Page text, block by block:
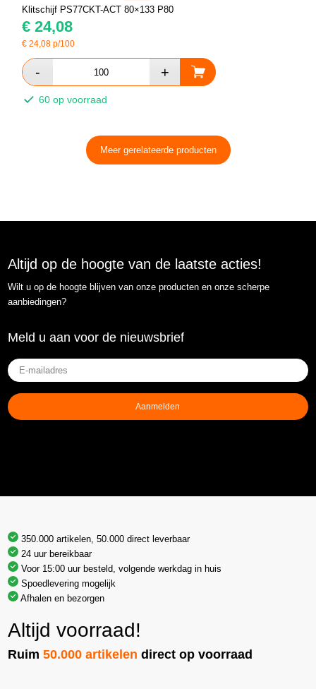
Klitschijf PS77CKT-ACT 80×133 P80
€ 24,08
€24,08 p/100
60 op voorraad
Meer gerelateerde producten
Altijd op de hoogte van de laatste acties!
Wilt u op de hoogte blijven van onze producten en onze scherpe
aanbiedingen?
Meld u aan voor de nieuwsbrief
E-
mailadres(Vereist)
Aanmelden
350.000 artikelen, 50.000 direct leverbaar
24 uur bereikbaar
Voor 15:00 uur besteld, volgende werkdag in huis
Spoedlevering mogelijk
Afhalen en bezorgen
Altijd voorraad!
Ruim50.000 artikelen direct op voorraad